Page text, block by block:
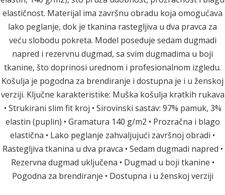
elastičnost. Materijal ima završnu obradu koja omogućava
lako peglanje, dok je tkanina rastegljiva u dva pravca za
veću slobodu pokreta. Model poseduje sedam dugmadi
napred i rezervnu dugmad, sa svim dugmadima u boji
tkanine, što doprinosi urednom i profesionalnom izgledu.
Košulja je pogodna za brendiranje i dostupna je i u ženskoj
verziji. Ključne karakteristike: Muška košulja kratkih rukava
• Strukirani slim fit kroj • Sirovinski sastav: 97% pamuk, 3%
elastin (puplin) • Gramatura 140 g/m2 • Prozračna i blago
elastična • Lako peglanje zahvaljujući završnoj obradi •
Rastegljiva tkanina u dva pravca • Sedam dugmadi napred •
Rezervna dugmad uključena • Dugmad u boji tkanine •
Pogodna za brendiranje • Dostupna i u ženskoj verziji